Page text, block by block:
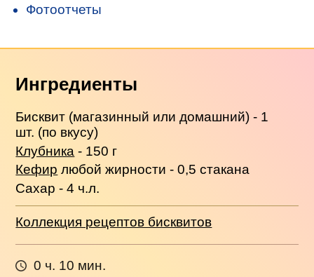
Фотоотчеты
Ингредиенты
Бисквит (магазинный или домашний) - 1
шт. (по вкусу)
Клубника - 150 г
Кефир любой жирности - 0,5 стакана
Сахар - 4 ч.л.
Коллекция рецептов бисквитов
0 ч. 10 мин.